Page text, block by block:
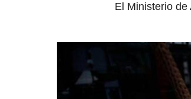
El Ministerio